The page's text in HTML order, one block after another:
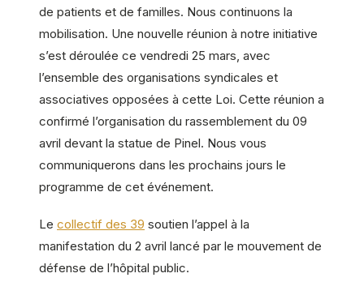
de patients et de familles. Nous continuons la
mobilisation. Une nouvelle réunion à notre initiative
s’est déroulée ce vendredi 25 mars, avec
l’ensemble des organisations syndicales et
associatives opposées à cette Loi. Cette réunion a
confirmé l’organisation du rassemblement du 09
avril devant la statue de Pinel. Nous vous
communiquerons dans les prochains jours le
programme de cet événement.
Le collectif des 39 soutien l’appel à la
manifestation du 2 avril lancé par le mouvement de
défense de l’hôpital public.